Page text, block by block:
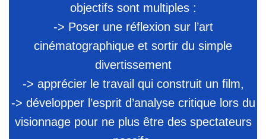
objectifs sont multiples :
-> Poser une réflexion sur l’art
cinématographique et sortir du simple
divertissement
-> apprécier le travail qui construit un film,
-> développer l’esprit d’analyse critique lors du
visionnage pour ne plus être des spectateurs